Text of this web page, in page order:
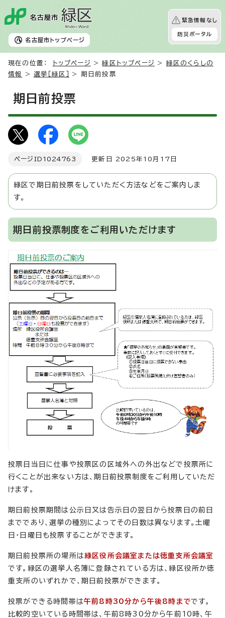
名古屋市 トップページ
緊急情報なし
防災ポータル
現在の位置： トップページ >緑区トップページ > 緑区のくらしの
情報
>選挙［緑区］ > 期日前投票
期日前投票
ページID 1024763 更新日 2025年10月17日
緑区で期日前投票をしていただく方法などをご案内しま
す。
期日前投票制度をご利用いただけます
投票日当日に仕事や投票区の区域外への外出などで投票所に
行くことが出来ない方は、期日前投票制度をご利用していただ
けます。
期日前投票期間は公示日又は告示日の翌日から投票日の前日
までであり、選挙の種別によってその日数は異なります。土曜
日・日曜日も投票することができます。
期日前投票所の場所は緑区役所会議室または徳重支所会議室
です。緑区の選挙人名簿に登録されている方は、緑区役所か徳
重支所のいずれかで、期日前投票ができます。
投票ができる時間帯は午前8時30分から午後8時までです。
比較的空いている時間帯は、午前8時30分から午前10時、午